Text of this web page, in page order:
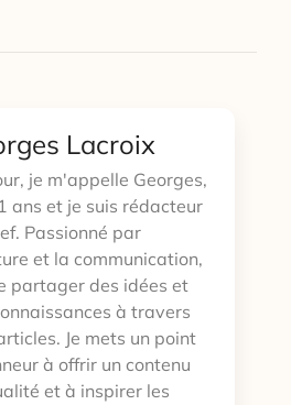
Lacroix
je m'appelle Georges,
ans et je suis rédacteur
Passionné par
et la communication,
partager des idées et
à travers
Je mets un point
à offrir un contenu
et à inspirer les